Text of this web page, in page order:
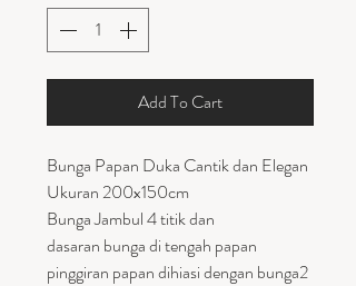
Add To Cart
Bunga Papan Duka Cantik dan Elegan
Ukuran 200x150cm
Bunga Jambul 4 titik dan
dasaran bunga di tengah papan
pinggiran papan dihiasi dengan bunga2